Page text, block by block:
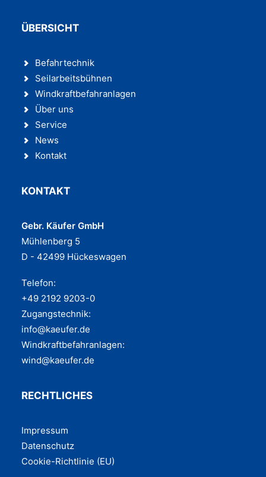
ÜBERSICHT
Befahrtechnik
Seilarbeitsbühnen
Windkraftbefahranlagen
Über uns
Service
News
Kontakt
KONTAKT
Gebr. Käufer GmbH
Mühlenberg 5
D - 42499 Hückeswagen
Telefon:
+49 2192 9203-0
Zugangstechnik:
info@kaeufer.de
Windkraftbefahranlagen:
wind@kaeufer.de
RECHTLICHES
Impres­sum
Daten­schutz
Coo­kie-Rich­t­­li­­nie (EU)